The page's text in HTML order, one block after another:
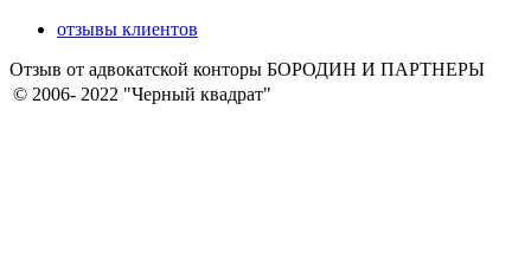
отзывы клиентов
Отзыв от адвокатской конторы БОРОДИН И ПАРТНЕРЫ
© 2006- 2022 "Черный квадрат"